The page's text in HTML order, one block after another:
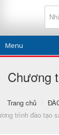
Menu
Chương
Trang chủ /
trình đào tạo